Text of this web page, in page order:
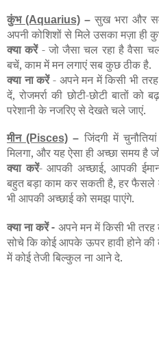
कुंभ (Aquarius)–सुख भरा और
अपनी कोशिशों से मिले उसका मज़ा ही
क्या करें- जो जैसा चल रहा है वैसा
बचें, काम में मन लगाएं सब कुछ ठीक है.
क्या ना करें- अपने मन में किसी भी तरह
दें, रोजमर्रा की छोटी-छोटी बातों
परेशानी के नजरिए से देखते चले जाएं.
मीन(Pisces) – जिंदगी में
मिलगा, और यह ऐसा ही अच्छा समय है
क्या करें- आपकी अच्छाई, आपकी
बहुत बड़ा काम कर सकती है, हर फैसले
भी आपकी अच्छाई को समझ पाएंगे.
क्या ना करें - अपने मन में किसी भी तरह
सोचे कि कोई आपके ऊपर हावी होने की
में कोई तेजी बिल्कुल ना आने दे.